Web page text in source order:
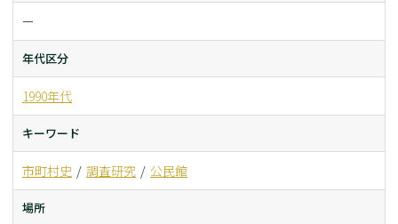
ー
年代区分
1990年代
キーワード
市町村史 調査研究 公民館
場所